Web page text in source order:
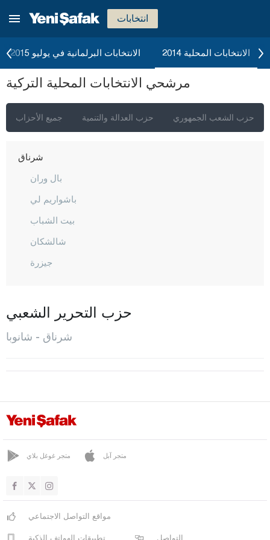
انتخابات
الانتخابات البرلمانية في يوليو 2015 الانتخابات المحلية 2014
مرشحي الانتخابات المحلية التركية
جميع الأحزاب حزب العدالة والتنمية حزب الشعب الجمهوري
ريزا
صقاريا
صامسون
شانلي أورفا
سينوب
شرناق
بال وران
باشواريم لي
بيت الشباب
شالشكان
جيزرة
جوروملو
هلال
كوم شاتي
المركز
سيلوبي
سرت كوي
حزب التحرير الشعبي
شرناق - شانوبا
متجر غوغل بلاي متجر آبل
مواقع التواصل الاجتماعي
تطبيقات الهواتف الذكية التواصل